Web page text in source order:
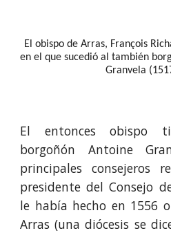
El obispo de Arras, François
en el que sucedió al también
Granvela
El entonces obispo
borgoñón Antoine
principales consejeros
presidente del Consejo
le había hecho en 1556
Arras (una diócesis se